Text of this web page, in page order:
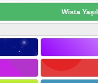
Wista Yaşıl